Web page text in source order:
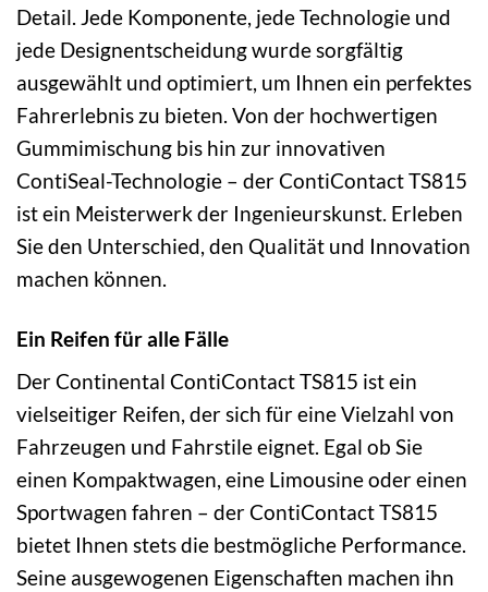
Detail. Jede Komponente, jede Technologie und
jede Designentscheidung wurde sorgfältig
ausgewählt und optimiert, um Ihnen ein perfektes
Fahrerlebnis zu bieten. Von der hochwertigen
Gummimischung bis hin zur innovativen
ContiSeal-Technologie – der ContiContact TS815
ist ein Meisterwerk der Ingenieurskunst. Erleben
Sie den Unterschied, den Qualität und Innovation
machen können.
Ein Reifen für alle Fälle
Der Continental ContiContact TS815 ist ein
vielseitiger Reifen, der sich für eine Vielzahl von
Fahrzeugen und Fahrstile eignet. Egal ob Sie
einen Kompaktwagen, eine Limousine oder einen
Sportwagen fahren – der ContiContact TS815
bietet Ihnen stets die bestmögliche Performance.
Seine ausgewogenen Eigenschaften machen ihn